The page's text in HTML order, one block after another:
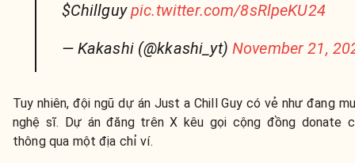
$Chillguypic.twitter.com/8sRlpeKU24
— Kakashi (@kkashi_yt) November 21,
Tuy nhiên, đội ngũ dự án Just a Chill Guy có vẻ như đang
nghệ sĩ. Dự án đăng trên X kêu gọi cộng đồng donate
thông qua một địa chỉ ví.